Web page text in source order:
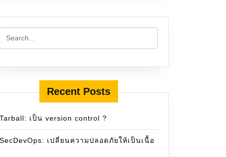
Recent Posts
Tarball: เป็น version control ?
SecDevOps: เปลี่ยนความปลอดภัยให้เป็นเนื้อ